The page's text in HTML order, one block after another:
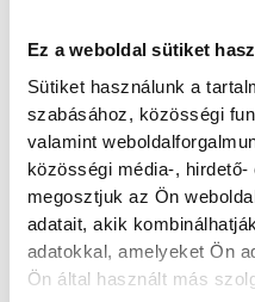
Ez a weboldal sütiket
Sütiket használunk a
szabásához, közösségi
valamint
közösségi média-,
megosztjuk az Ön
adatait, akik
adatokkal, amelyeket Ön
Ön által használt más